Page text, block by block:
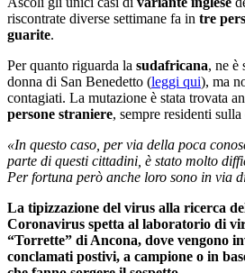
riscontrate diverse settimane fa in tre
guarite.
Per quanto riguarda la sudafricana, ne è
donna di San Benedetto (leggi qui), ma
contagiati. La mutazione è stata trovata
persone straniere, sempre residenti sulla
«In questo caso, per via della poca
parte di questi cittadini, è stato molto
Per fortuna però anche loro sono in via
La tipizzazione del virus alla ricerca
Coronavirus spetta al laboratorio di
“Torrette” di Ancona, dove vengono
conclamati postivi, a campione o in